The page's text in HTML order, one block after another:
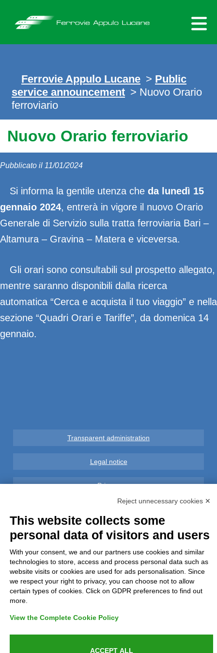
content
Ferrovie Appulo Lucane > Public
service announcement > Nuovo Orario
ferroviario
Nuovo Orario ferroviario
Pubblicato il 11/01/2024
Si informa la gentile utenza che da lunedì 15
gennaio 2024, entrerà in vigore il nuovo Orario
Generale di Servizio sulla tratta ferroviaria Bari –
Altamura – Gravina – Matera e viceversa.
Gli orari sono consultabili sul prospetto allegato,
mentre saranno disponibili dalla ricerca
automatica “Cerca e acquista il tuo viaggio” e nella
sezione “Quadri Orari e Tariffe”, da domenica 14
gennaio.
Transparent administration
Legal notice
Privacy
Complaints
Refunds and Indemnities
Contacts
Reject unnecessary cookies ✕
This website collects some
personal data of visitors and users
With your consent, we and our partners use cookies and similar
technologies to store, access and process personal data such as
website visits or cookies are used for ads personalisation. Since
we respect your right to privacy, you can choose not to allow
certain types of cookies. Click on GDPR preferences to find out
more.
View the Complete Cookie Policy
ACCEPT ALL